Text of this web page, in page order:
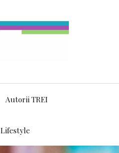
Autorii TREI
Lifestyle